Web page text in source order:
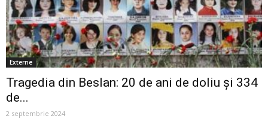
Externe
Tragedia din Beslan: 20 de ani de doliu și 334
de...
2 septembrie 2024